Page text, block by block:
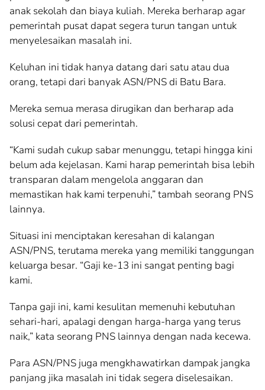
anak sekolah dan biaya kuliah. Mereka berharap agar
pemerintah pusat dapat segera turun tangan untuk
menyelesaikan masalah ini.
Keluhan ini tidak hanya datang dari satu atau dua
orang, tetapi dari banyak ASN/PNS di Batu Bara.
Mereka semua merasa dirugikan dan berharap ada
solusi cepat dari pemerintah.
“Kami sudah cukup sabar menunggu, tetapi hingga kini
belum ada kejelasan. Kami harap pemerintah bisa lebih
transparan dalam mengelola anggaran dan
memastikan hak kami terpenuhi,” tambah seorang PNS
lainnya.
Situasi ini menciptakan keresahan di kalangan
ASN/PNS, terutama mereka yang memiliki tanggungan
keluarga besar. “Gaji ke-13 ini sangat penting bagi
kami.
Tanpa gaji ini, kami kesulitan memenuhi kebutuhan
sehari-hari, apalagi dengan harga-harga yang terus
naik,” kata seorang PNS lainnya dengan nada kecewa.
Para ASN/PNS juga mengkhawatirkan dampak jangka
panjang jika masalah ini tidak segera diselesaikan.